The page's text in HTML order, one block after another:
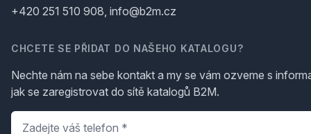
+420 251 510 908, info@b2m.cz
CHCETE SE PŘIDAT DO NAŠEHO KATALOGU?
Nechte nám na sebe kontakt a my se vám ozveme s
jak se zaregistrovat do sítě katalogů B2M.
Telefon